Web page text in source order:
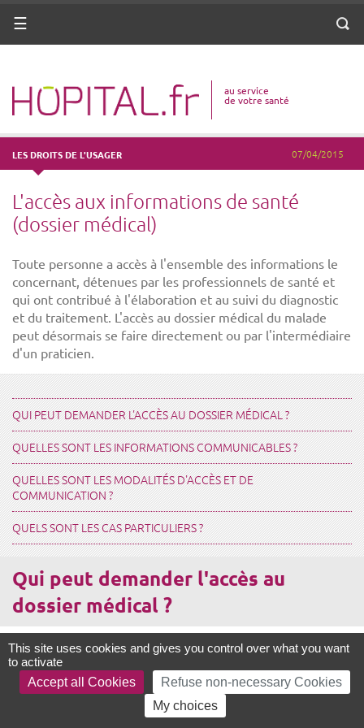
ANNUAIRE
VOTRE SANTÉ
DROITS & DÉMARCHES
MISSIONS
MÉTIERS
Menu
au service
de votre santé
LES DROITS DE L'USAGER 07/04/2015
L'accès aux informations de santé
(dossier médical)
Toute personne a accès à l'ensemble des informations le
concernant, détenues par les professionnels de santé et
qui ont contribué à l'élaboration et au suivi du diagnostic
et du traitement. L'accès au dossier médical du malade
peut désormais se faire directement ou par l'intermédiaire
d'un praticien.
QUI PEUT DEMANDER L'ACCÈS AU DOSSIER MÉDICAL ?
QUELLES SONT LES INFORMATIONS COMMUNICABLES ?
QUELLES SONT LES MODALITÉS D'ACCÈS ET DE
COMMUNICATION ?
QUELS SONT LES CAS PARTICULIERS ?
Qui peut demander l'accès au
dossier médical ?
Tout patient peut demander à accéder à son dossier médical auprès
d'un professionnel de santé ou d'un l'établissement de santé. Le
patient peut y accéder directement ou par l’intermédiaire d’un médecin
qu’il désigne. En dehors du patient lui-même, cette demande peut-être
effectuée par le titulaire de l'autorité parentale (pour les mineurs), par
This site uses cookies and gives you control over what you want
to activate
Accept all Cookies
Refuse non-necessary Cookies
My choices